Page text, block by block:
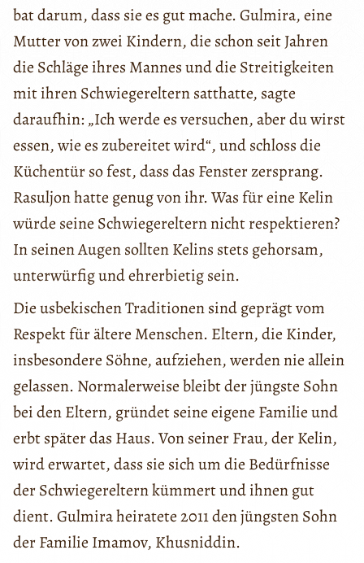
bat darum, dass sie es gut mache. Gulmira, eine
Mutter von zwei Kindern, die schon seit Jahren
die Schläge ihres Mannes und die Streitigkeiten
mit ihren Schwiegereltern satthatte, sagte
daraufhin: „Ich werde es versuchen, aber du wirst
essen, wie es zubereitet wird“, und schloss die
Küchentür so fest, dass das Fenster zersprang.
Rasuljon hatte genug von ihr. Was für eine Kelin
würde seine Schwiegereltern nicht respektieren?
In seinen Augen sollten Kelins stets gehorsam,
unterwürfig und ehrerbietig sein.
Die usbekischen Traditionen sind geprägt vom
Respekt für ältere Menschen. Eltern, die Kinder,
insbesondere Söhne, aufziehen, werden nie allein
gelassen. Normalerweise bleibt der jüngste Sohn
bei den Eltern, gründet seine eigene Familie und
erbt später das Haus. Von seiner Frau, der Kelin,
wird erwartet, dass sie sich um die Bedürfnisse
der Schwiegereltern kümmert und ihnen gut
dient. Gulmira heiratete 2011 den jüngsten Sohn
der Familie Imamov, Khusniddin.